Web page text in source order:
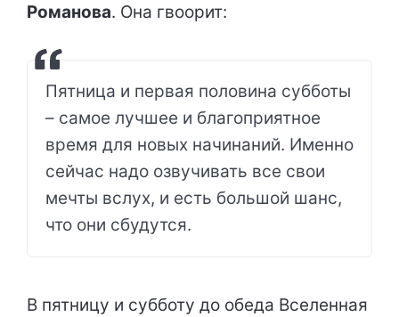
Романова. Она гвоорит:
Пятница и первая половина субботы
– самое лучшее и благоприятное
время для новых начинаний. Именно
сейчас надо озвучивать все свои
мечты вслух, и есть большой шанс,
что они сбудутся.
В пятницу и субботу до обеда Вселенная